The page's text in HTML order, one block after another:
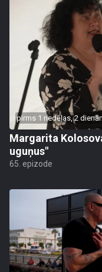
pirms 1 nedēļas, 2
Margarita
uguņus"
65. epizode